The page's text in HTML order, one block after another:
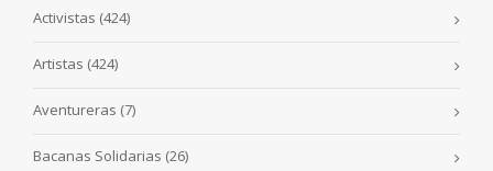
Activistas (424)
Artistas (424)
Aventureras (7)
Bacanas Solidarias (26)